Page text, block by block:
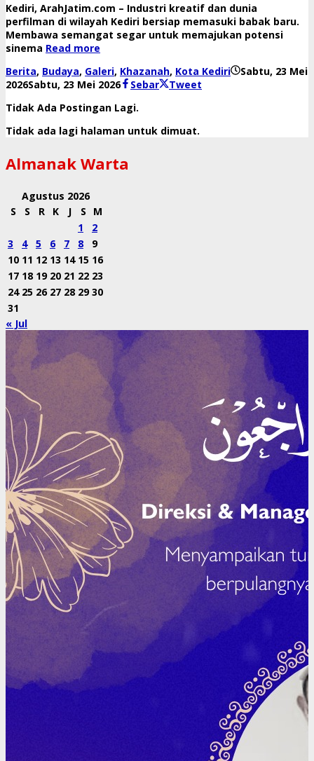
​Kediri, ArahJatim.com – Industri kreatif dan dunia
perfilman di wilayah Kediri bersiap memasuki babak baru.
Membawa semangat segar untuk memajukan potensi
sinema Read more
Berita, Budaya, Galeri, Khazanah, Kota Kediri
Sabtu, 23 Mei
2026Sabtu, 23 Mei 2026olehSebar
Tweet
Tidak Ada Postingan Lagi.
Tidak ada lagi halaman untuk dimuat.
Almanak Warta
Agustus 2026
S
S R K J S
M
1
2
3
4 5 6 7 8
9
10 11 12 13 14 15 16
17 18 19 20 21 22 23
24 25 26 27 28 29 30
31
« Jul